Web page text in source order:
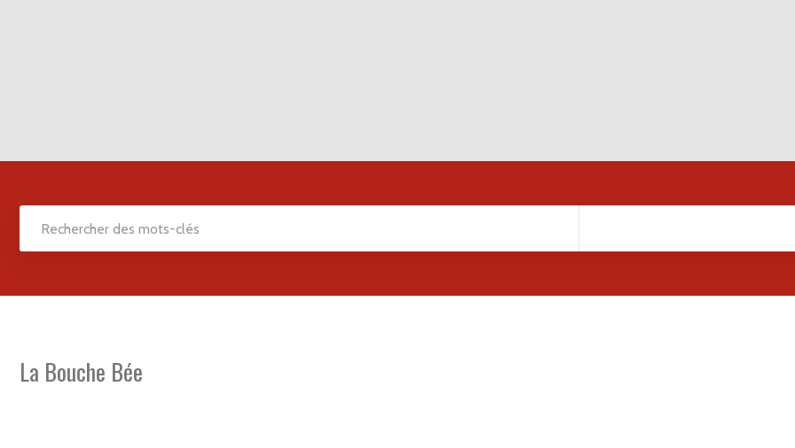
La Bouche Bée